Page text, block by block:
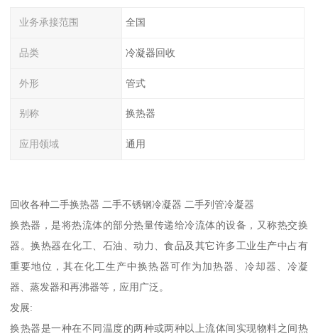
业务承接范围 全国
品类 冷凝器回收
外形 管式
别称 换热器
应用领域 通用
回收各种二手换热器 二手不锈钢冷凝器 二手列管冷凝器
换热器，是将热流体的部分热量传递给冷流体的设备，又称热交换
器。换热器在化工、石油、动力、食品及其它许多工业生产中占有
重要地位，其在化工生产中换热器可作为加热器、冷却器、冷凝
器、蒸发器和再沸器等，应用广泛。
发展:
换热器是一种在不同温度的两种或两种以上流体间实现物料之间热